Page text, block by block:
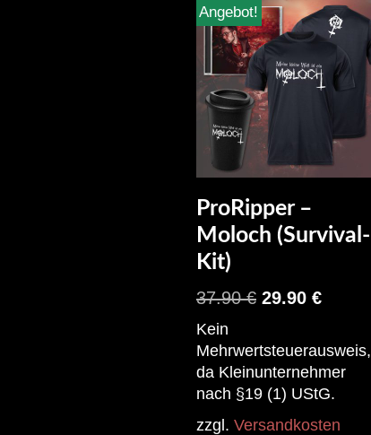
Angebot!
ProRipper –
Moloch (Survival-
Kit)
37.90€ 29.90 €
Kein
Mehrwertsteuerausweis,
da Kleinunternehmer
nach §19 (1) UStG.
zzgl. Versandkosten